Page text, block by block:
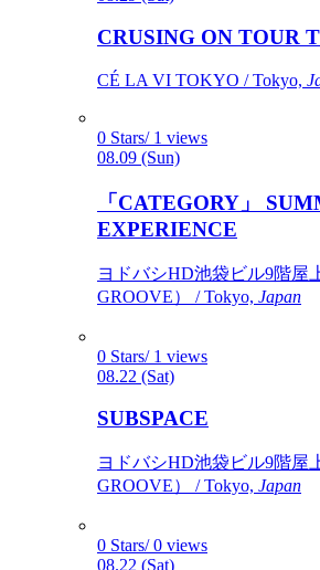
CRUSING ON TOUR
CÉ LA VI TOKYO / Tokyo,
0 Stars/ 1 views
08.09 (Sun)
「CATEGORY」
EXPERIENCE
ヨドバシHD池袋ビル9階屋
GROOVE） / Tokyo, Japan
0 Stars/ 1 views
08.22 (Sat)
SUBSPACE
ヨドバシHD池袋ビル9階屋
GROOVE） / Tokyo, Japan
0 Stars/ 0 views
08.22 (Sat)